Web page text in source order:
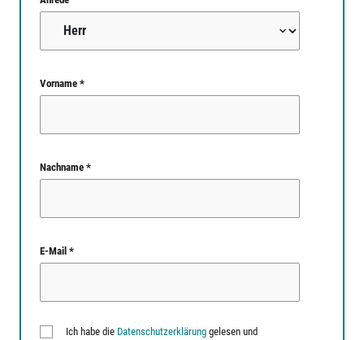
Vorname *
Nachname *
E-Mail *
Ich habe die Datenschutzerklärung gelesen und